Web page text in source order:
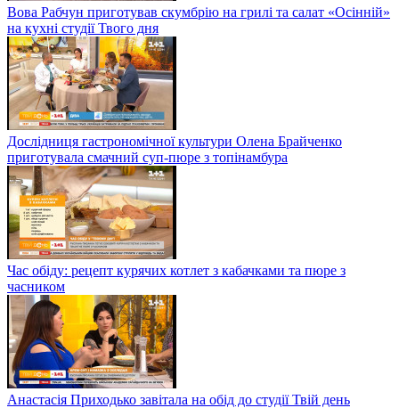
Вова Рабчун приготував скумбрію на грилі та салат «Осінній»
на кухні студії Твого дня
Дослідниця гастрономічної культури Олена Брайченко
приготувала смачний суп-пюре з топінамбура
Час обіду: рецепт курячих котлет з кабачками та пюре з
часником
Анастасія Приходько завітала на обід до студії Твій день